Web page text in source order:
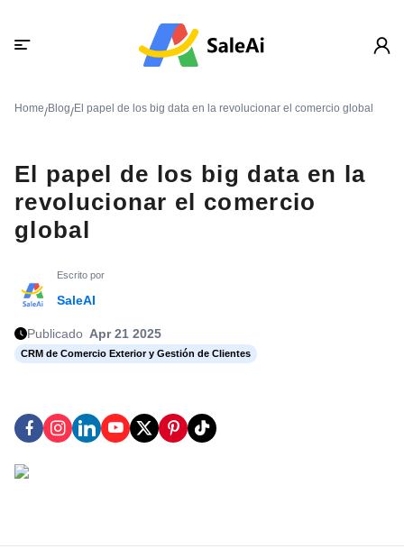
Home/Blog/El papel de los big data en la revolucionar el comercio global
El papel de los big data en la
revolucionar el comercio
global
Escrito por
SaleAI
Publicado Apr 21 2025
CRM de Comercio Exterior y Gestión de Clientes